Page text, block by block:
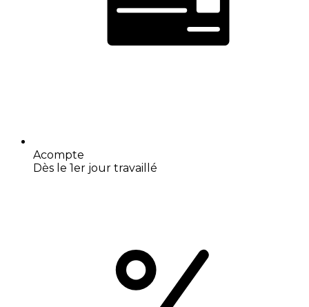
Acompte
Dès le 1er jour travaillé